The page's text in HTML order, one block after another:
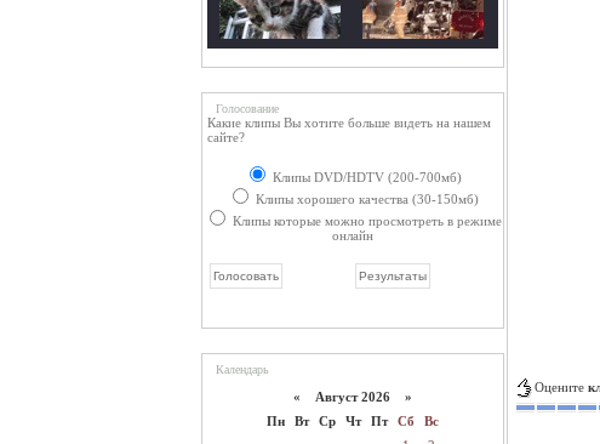
Голосование
Какие клипы Вы хотите больше видеть на нашем
сайте?
Клипы DVD/HDTV (200-700мб)
Клипы хорошего качества (30-150мб)
Клипы которые можно просмотреть в режиме
онлайн
Календарь
« Август 2026 »
Пн
Вт Ср Чт Пт Сб
Вс
Оцените